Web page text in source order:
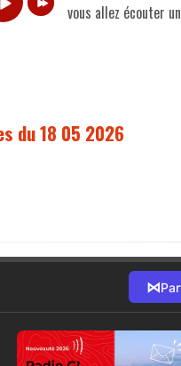
vous allez écouter
du 18 05 2026
⋈